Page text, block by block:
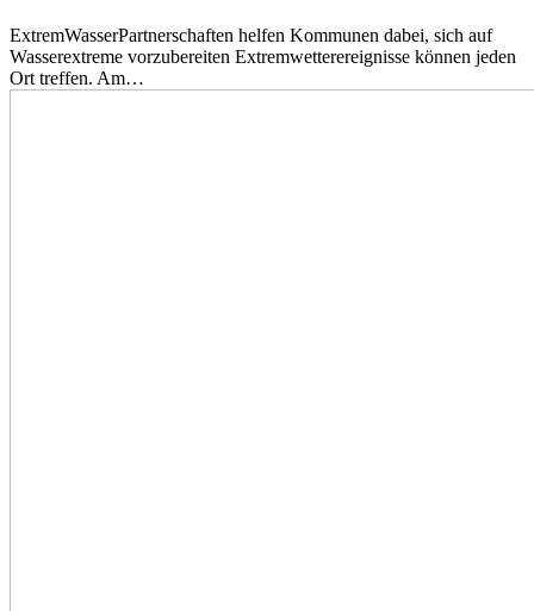
ExtremWasserPartnerschaften helfen Kommunen dabei, sich auf
Wasserextreme vorzubereiten Extremwetterereignisse können jeden
Ort treffen. Am…